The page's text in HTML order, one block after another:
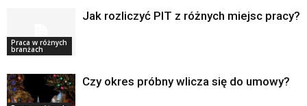
Praca w różnych
branżach
Jak rozliczyć PIT z różnych miejsc pracy?
Czy okres próbny wlicza się do umowy?